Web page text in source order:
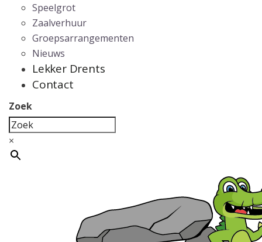
Speelgrot
Zaalverhuur
Groepsarrangementen
Nieuws
Lekker Drents
Contact
Zoek
×